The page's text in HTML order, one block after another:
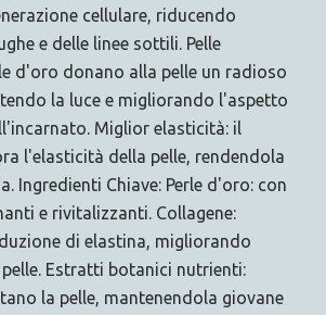
cellulare, riducendo
e delle linee sottili. Pelle
d'oro donano alla pelle un radioso
la luce e migliorando l'aspetto
Miglior elasticità: il
l'elasticità della pelle, rendendola
Ingredienti Chiave: Perle d'oro: con
e rivitalizzanti. Collagene:
di elastina, migliorando
Estratti botanici nutrienti:
la pelle, mantenendola giovane